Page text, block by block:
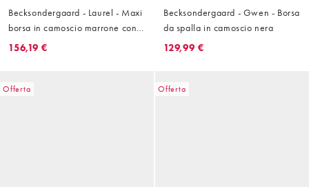
Becksondergaard - Laurel - Maxi
borsa in camoscio marrone con
cuciture a contrasto
156,19 €
Becksondergaard - Gwen - Borsa
da spalla in camoscio nera
129,99 €
Offerta Offerta